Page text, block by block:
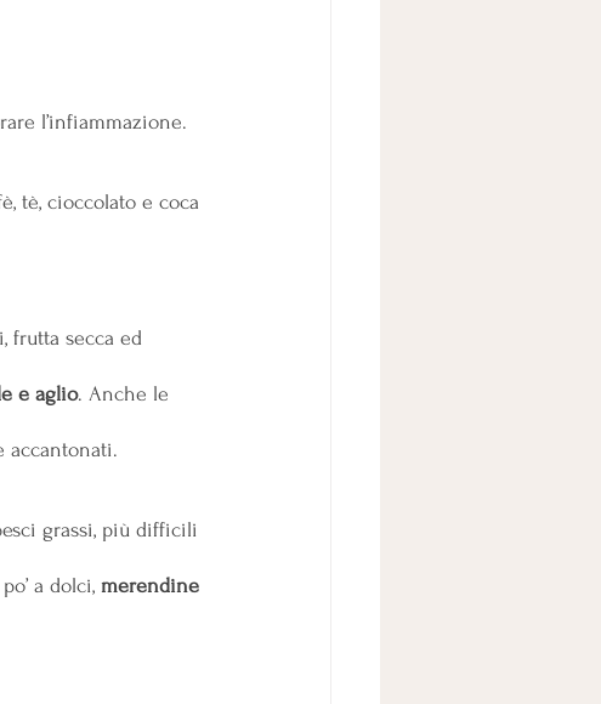
l’infiammazione.
tè, cioccolato e coca
frutta secca ed
e aglio. Anche le
accantonati.
grassi, più difficili
a dolci, merendine